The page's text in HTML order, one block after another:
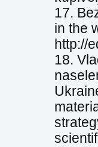
17.
in the
http://
18.